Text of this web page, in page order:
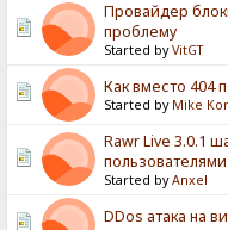
Провайдер
проблему
Started byVitGT
Как вместо 404
Started by Mike
Rawr Live 3.0.1
пользователями
Started byAnxel
DDos атака на